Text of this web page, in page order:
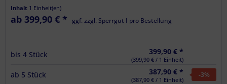
Inhalt 1 Einheit(en)
ab 399,90 € * ggf. zzgl. Sperrgut I pro Bestellung
bis 4 Stück 399,90 € *
(399,90 € / 1 Einheit)
ab 5 Stück 387,90 € *
(387,90 € / 1 Einheit)
-3%